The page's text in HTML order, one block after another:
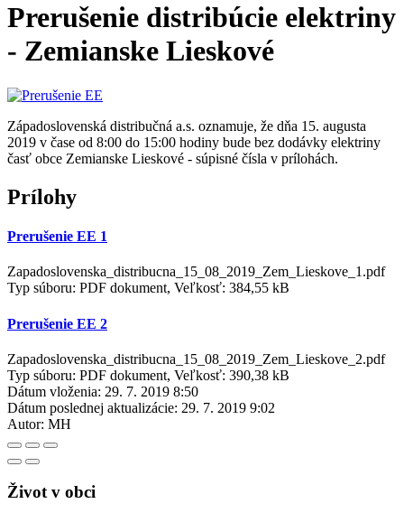
Prerušenie distribúcie elektriny
- Zemianske Lieskové
Západoslovenská distribučná a.s. oznamuje, že dňa 15. augusta
2019 v čase od 8:00 do 15:00 hodiny bude bez dodávky elektriny
časť obce Zemianske Lieskové - súpisné čísla v prílohách.
Prílohy
Prerušenie EE 1
Zapadoslovenska_distribucna_15_08_2019_Zem_Lieskove_1.pdf
Typ súboru: PDF dokument, Veľkosť: 384,55 kB
Prerušenie EE 2
Zapadoslovenska_distribucna_15_08_2019_Zem_Lieskove_2.pdf
Typ súboru: PDF dokument, Veľkosť: 390,38 kB
Dátum vloženia: 29. 7. 2019 8:50
Dátum poslednej aktualizácie: 29. 7. 2019 9:02
Autor: MH
Život v obci